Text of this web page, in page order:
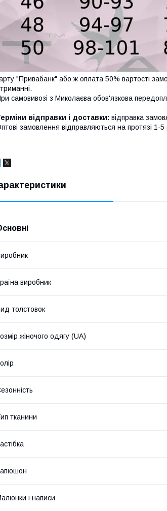
"Привабанк" або ж оплата 50% вартості
самовивозі з Миколаєва обов'язкова
відправки і доставки: відправка
замовлення відправляються на протязі
виробник
толстовок
жіночого одягу (UA)
тканини
і написи